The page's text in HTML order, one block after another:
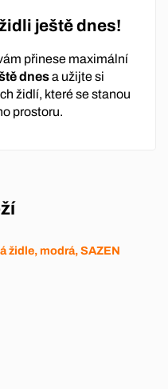
ještě dnes!
přinese maximální
dnesa užijte si
židlí, které se stanou
prostoru.
židle, modrá, SAZEN